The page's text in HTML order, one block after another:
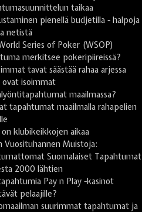
taikaa
pienellä budjetilla - halpoja
netistä
Series of Poker (WSOP)
merkitsee pokeripiireissä?
tavat säästää rahaa arjessa
isoimmat
maailmassa?
tapahtumat maailmalla rahapelien
on klubikeikkojen aikaa
Vuosituhannen Muistoja:
Suomalaiset Tapahtumat
2000 lähtien
Pay n Play -kasinot
pelaajille?
suurimmat tapahtumat ja